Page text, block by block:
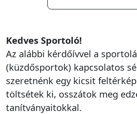
Kedves Sportoló!
Az alábbi kérdőívvel a
(küzdősportok) kapcsolatos
szeretnénk egy kicsit
töltsétek ki, osszátok meg
tanítványaitokkal.